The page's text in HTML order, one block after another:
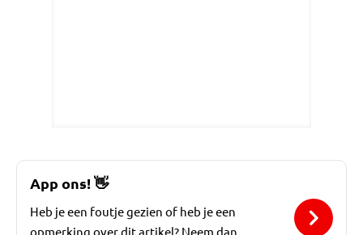
App ons!👋
Heb je een foutje gezien of heb je een
opmerking over dit artikel? Neem dan